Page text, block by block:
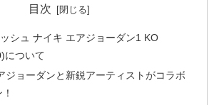
目次
シュ ナイキ エアジョーダン1 KO
について
ジョーダンと新鋭アーティストがコラボ